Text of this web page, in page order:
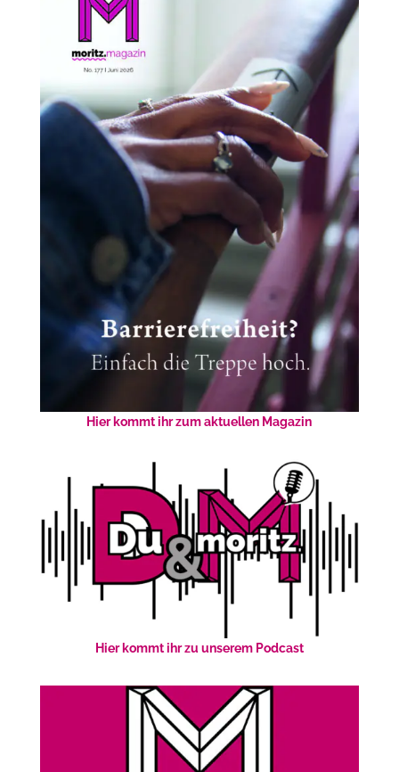
Hier kommt ihr zum aktuellen Magazin
Hier kommt ihr zu unserem Podcast